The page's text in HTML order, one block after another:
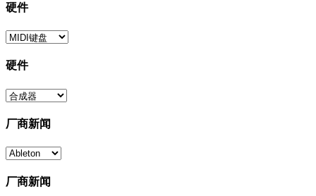
硬件
硬件
厂商新闻
厂商新闻